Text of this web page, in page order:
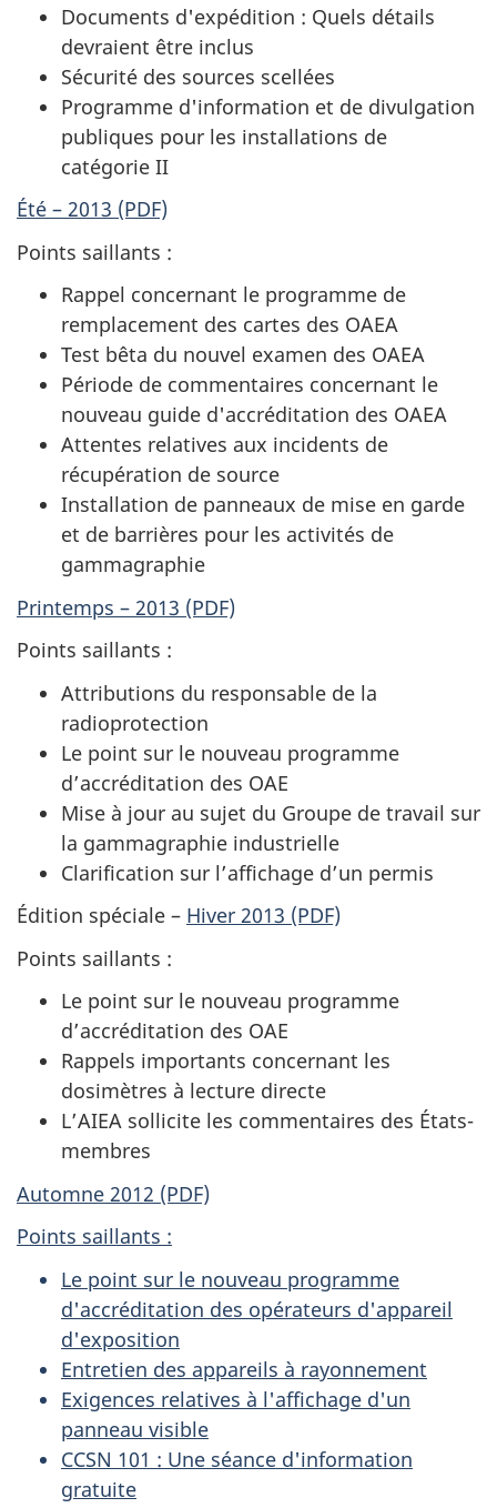
Documents d'expédition : Quels détails
devraient être inclus
Sécurité des sources scellées
Programme d'information et de divulgation
publiques pour les installations de
catégorie II
Été – 2013 (PDF)
Points saillants :
Rappel concernant le programme de
remplacement des cartes des OAEA
Test bêta du nouvel examen des OAEA
Période de commentaires concernant le
nouveau guide d'accréditation des OAEA
Attentes relatives aux incidents de
récupération de source
Installation de panneaux de mise en garde
et de barrières pour les activités de
gammagraphie
Printemps – 2013 (PDF)
Points saillants :
Attributions du responsable de la
radioprotection
Le point sur le nouveau programme
d’accréditation des OAE
Mise à jour au sujet du Groupe de travail sur
la gammagraphie industrielle
Clarification sur l’affichage d’un permis
Édition spéciale – Hiver 2013 (PDF)
Points saillants :
Le point sur le nouveau programme
d’accréditation des OAE
Rappels importants concernant les
dosimètres à lecture directe
L’AIEA sollicite les commentaires des États-
membres
Automne 2012 (PDF)
Points saillants :
Le point sur le nouveau programme
d'accréditation des opérateurs d'appareil
d'exposition
Entretien des appareils à rayonnement
Exigences relatives à l'affichage d'un
panneau visible
CCSN 101 : Une séance d'information
gratuite